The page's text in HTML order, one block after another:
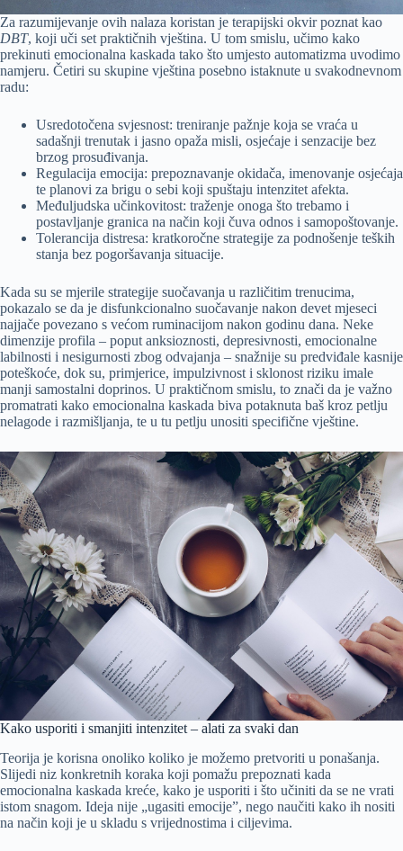
Za razumijevanje ovih nalaza koristan je terapijski okvir poznat kao
DBT, koji uči set praktičnih vještina. U tom smislu, učimo kako
prekinuti emocionalna kaskada tako što umjesto automatizma uvodimo
namjeru. Četiri su skupine vještina posebno istaknute u svakodnevnom
radu:
Usredotočena svjesnost: treniranje pažnje koja se vraća u
sadašnji trenutak i jasno opaža misli, osjećaje i senzacije bez
brzog prosuđivanja.
Regulacija emocija: prepoznavanje okidača, imenovanje osjećaja
te planovi za brigu o sebi koji spuštaju intenzitet afekta.
Međuljudska učinkovitost: traženje onoga što trebamo i
postavljanje granica na način koji čuva odnos i samopoštovanje.
Tolerancija distresa: kratkoročne strategije za podnošenje teških
stanja bez pogoršavanja situacije.
Kada su se mjerile strategije suočavanja u različitim trenucima,
pokazalo se da je disfunkcionalno suočavanje nakon devet mjeseci
najjače povezano s većom ruminacijom nakon godinu dana. Neke
dimenzije profila – poput anksioznosti, depresivnosti, emocionalne
labilnosti i nesigurnosti zbog odvajanja – snažnije su predviđale kasnije
poteškoće, dok su, primjerice, impulzivnost i sklonost riziku imale
manji samostalni doprinos. U praktičnom smislu, to znači da je važno
promatrati kako emocionalna kaskada biva potaknuta baš kroz petlju
nelagode i razmišljanja, te u tu petlju unositi specifične vještine.
Kako usporiti i smanjiti intenzitet – alati za svaki dan
Teorija je korisna onoliko koliko je možemo pretvoriti u ponašanja.
Slijedi niz konkretnih koraka koji pomažu prepoznati kada
emocionalna kaskada kreće, kako je usporiti i što učiniti da se ne vrati
istom snagom. Ideja nije „ugasiti emocije”, nego naučiti kako ih nositi
na način koji je u skladu s vrijednostima i ciljevima.